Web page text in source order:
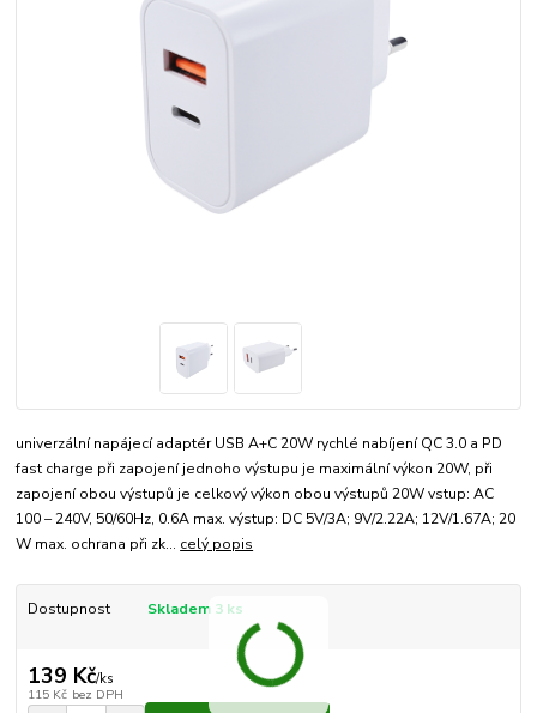
univerzální napájecí adaptér USB A+C 20W rychlé nabíjení QC 3.0 a PD
fast charge při zapojení jednoho výstupu je maximální výkon 20W, při
zapojení obou výstupů je celkový výkon obou výstupů 20W vstup: AC
100 – 240V, 50/60Hz, 0.6A max. výstup: DC 5V/3A; 9V/2.22A; 12V/1.67A; 20
W max. ochrana při zk... celý popis
Dostupnost Skladem 3 ks
139 Kč/ks
115 Kč bez DPH